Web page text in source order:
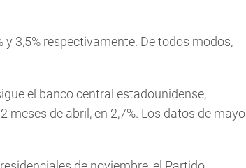
3,5% respectivamente. De todos modos,
el banco central estadounidense,
meses de abril, en 2,7%. Los datos de mayo